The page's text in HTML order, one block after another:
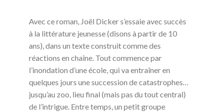
Avec ce roman, Joël Dicker s’essaie avec succès
à la littérature jeunesse (disons à partir de 10
ans), dans un texte construit comme des
réactions en chaîne. Tout commence par
l’inondation d’une école, qui va entraîner en
quelques jours une succession de catastrophes…
jusqu’au zoo, lieu final (mais pas du tout central)
de l’intrigue. Entre temps, un petit groupe